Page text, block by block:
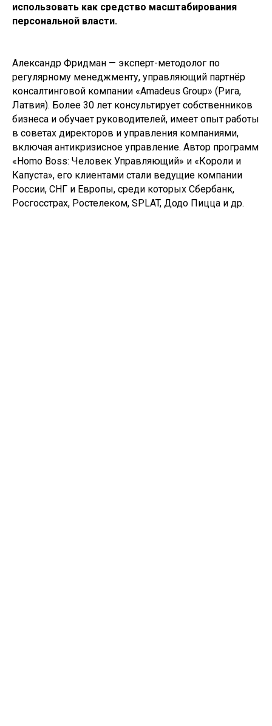
использовать как средство масштабирования
персональной власти.
Александр Фридман — эксперт-методолог по
регулярному менеджменту, управляющий партнёр
консалтинговой компании «Amadeus Group» (Рига,
Латвия). Более 30 лет консультирует собственников
бизнеса и обучает руководителей, имеет опыт работы
в советах директоров и управления компаниями,
включая антикризисное управление. Автор программ
«Homo Boss: Человек Управляющий» и «Короли и
Капуста», его клиентами стали ведущие компании
России, СНГ и Европы, среди которых Сбербанк,
Росгосстрах, Ростелеком, SPLAT, Додо Пицца и др.